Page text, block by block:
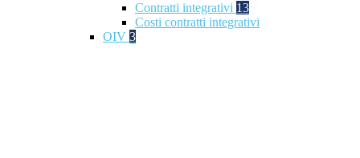
Contratti integrativi 13
Costi contratti integrativi
OIV 3